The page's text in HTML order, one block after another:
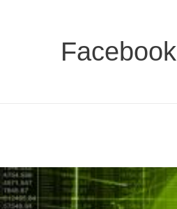
Facebook